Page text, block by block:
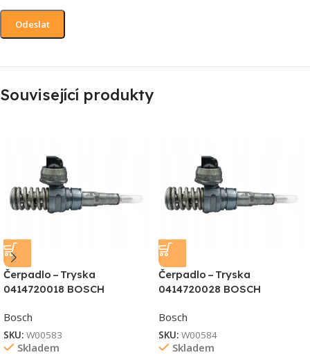
Související produkty
Čerpadlo – Tryska
0414720018 BOSCH
Bosch
SKU: W00583
Skladem
Čerpadlo – Tryska
0414720028 BOSCH
Bosch
SKU: W00584
Skladem